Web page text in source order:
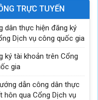
TRỰC TUYẾN
dân thực hiện đăng ký
Dịch vụ công quốc gia
ký tài khoản trên Cổng
gia
dẫn công dân thực
hôn qua Cổng Dịch vụ
– BẢO VỆ TRẺ EM
MAI